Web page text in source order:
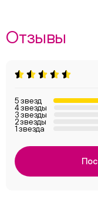
Отзывы
5 звезд
4 звезды
3 звезды
2 звезды
1 звезда